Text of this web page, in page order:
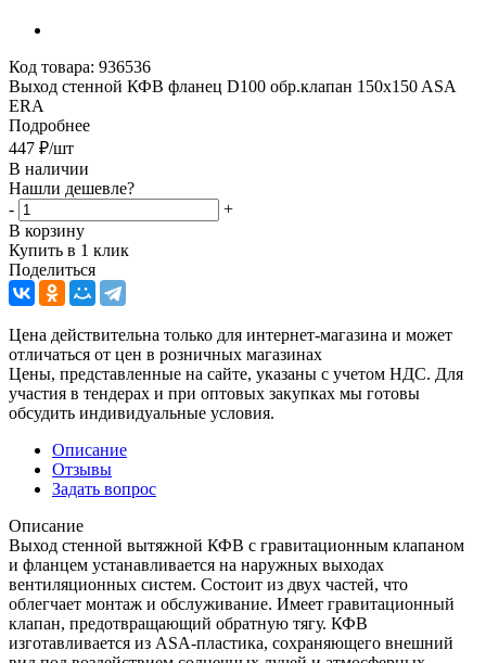
Код товара: 936536
Выход стенной КФВ фланец D100 обр.клапан 150x150 ASA
ERA
Подробнее
447 ₽/шт
В наличии
Нашли дешевле?
-
+
В корзину
Купить в 1 клик
Поделиться
Цена действительна только для интернет-магазина и может
отличаться от цен в розничных магазинах
Цены, представленные на сайте, указаны с учетом НДС. Для
участия в тендерах и при оптовых закупках мы готовы
обсудить индивидуальные условия.
Описание
Отзывы
Задать вопрос
Описание
Выход стенной вытяжной КФВ с гравитационным клапаном
и фланцем устанавливается на наружных выходах
вентиляционных систем. Состоит из двух частей, что
облегчает монтаж и обслуживание. Имеет гравитационный
клапан, предотвращающий обратную тягу. КФВ
изготавливается из ASA-пластика, сохраняющего внешний